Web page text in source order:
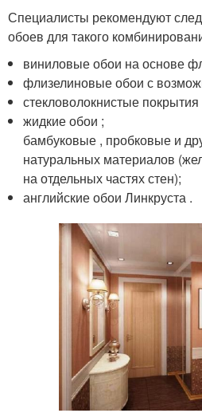
Специалисты рекомендуют
обоев для такого
виниловые обои на основе
флизелиновые обои с
стекловолокнистые покрытия
жидкие обои ;
бамбуковые , пробковые и
натуральных материалов
на отдельных частях стен);
английские обои Линкруста .